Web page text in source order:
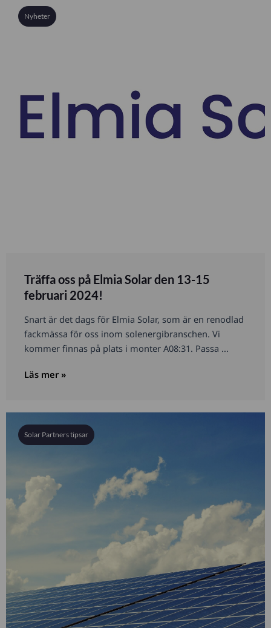
Nyheter
Träffa oss på Elmia Solar den 13-15
februari 2024!
Snart är det dags för Elmia Solar, som är en renodlad
fackmässa för oss inom solenergibranschen. Vi
kommer finnas på plats i monter A08:31. Passa ...
Läs mer »
Solar Partners tipsar